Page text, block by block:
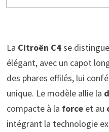
La Citroën C4se
élégant, avec un capot
des phares effilés, lui
unique. Le modèle allie la
compacte à la forceet au
intégrant la technologie